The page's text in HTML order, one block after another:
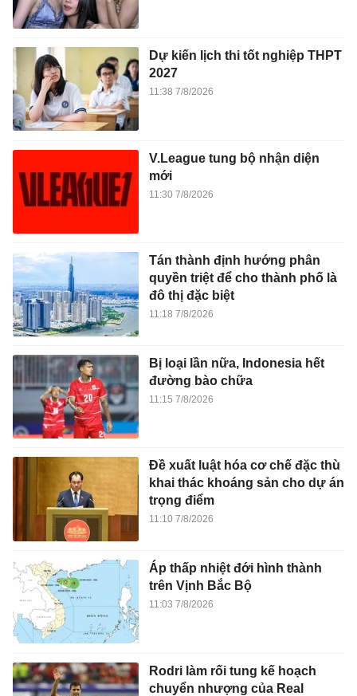
Dự kiến lịch thi tốt nghiệp THPT
2027
11:38 7/8/2026
V.League tung bộ nhận diện
mới
11:30 7/8/2026
Tán thành định hướng phân
quyền triệt để cho thành phố là
đô thị đặc biệt
11:18 7/8/2026
Bị loại lần nữa, Indonesia hết
đường bào chữa
11:15 7/8/2026
Đề xuất luật hóa cơ chế đặc thù
khai thác khoáng sản cho dự án
trọng điểm
11:10 7/8/2026
Áp thấp nhiệt đới hình thành
trên Vịnh Bắc Bộ
11:03 7/8/2026
Rodri làm rối tung kế hoạch
chuyển nhượng của Real